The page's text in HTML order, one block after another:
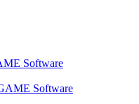
Software
Software